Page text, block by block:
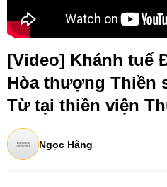
[Video] Khánh tuế
Hòa thượng Thiền
Từ tại thiền viện
Ngọc Hằng